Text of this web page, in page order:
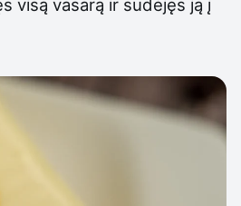
visą vasarą ir sudėjęs ją į